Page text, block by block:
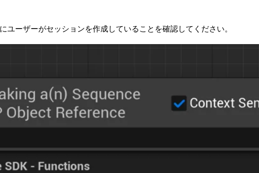
ユーザーがセッションを作成していることを確認してください。